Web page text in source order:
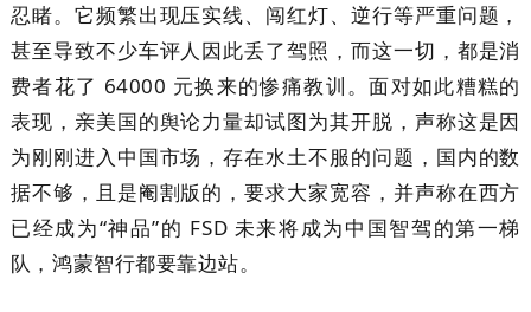
忍睹。它频繁出现压实线、闯红灯、逆行等严重问题，
甚至导致不少车评人因此丢了驾照，而这一切，都是消
费者花了 64000 元换来的惨痛教训。面对如此糟糕的
表现，亲美国的舆论力量却试图为其开脱，声称这是因
为刚刚进入中国市场，存在水土不服的问题，国内的数
据不够，且是阉割版的，要求大家宽容，并声称在西方
已经成为“神品”的 FSD 未来将成为中国智驾的第一梯
队，鸿蒙智行都要靠边站。